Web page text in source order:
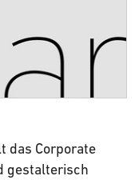
das Corporate
gestalterisch